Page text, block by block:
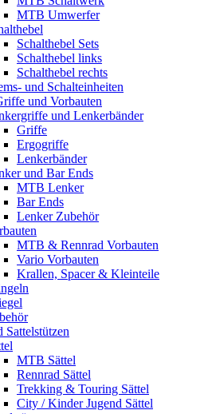
MTB Umwerfer
Schalthebel Sets
Schalthebel links
Schalthebel rechts
und Schalteinheiten
und Vorbauten
und Lenkerbänder
Griffe
Ergogriffe
Lenkerbänder
und Bar Ends
MTB Lenker
Bar Ends
Lenker Zubehör
MTB & Rennrad Vorbauten
Vario Vorbauten
Krallen, Spacer & Kleinteile
Sattelstützen
MTB Sättel
Rennrad Sättel
Trekking & Touring Sättel
City / Kinder Jugend Sättel